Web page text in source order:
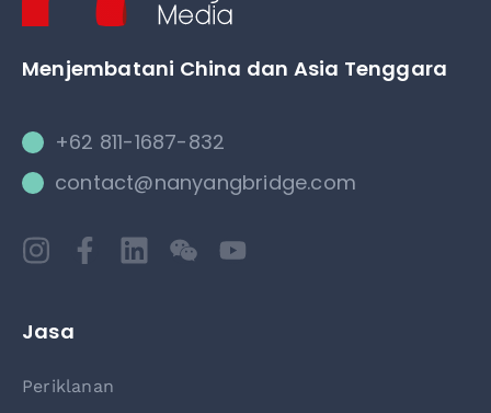
Menjembatani China dan Asia Tenggara
+62 811-1687-832
contact@nanyangbridge.com
Jasa
Periklanan